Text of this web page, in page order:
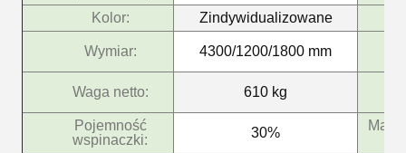
Kolor:
Zindywidualizowane
Wymiar: 4300/1200/1800 mm
Waga netto: 610 kg
Pojemność
wspinaczki:
30%
Max.